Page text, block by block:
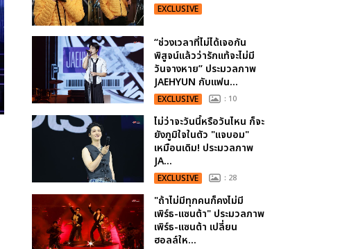
EXCLUSIVE
“ช่วงเวลาที่ไม่ได้เจอกัน
พิสูจน์แล้วว่ารักแท้จะไม่มี
วันจางหาย” ประมวลภาพ
JAEHYUN กับแฟน...
EXCLUSIVE : 10
ไม่ว่าจะวันนี้หรือวันไหน ก็จะ
ยังภูมิใจในตัว "แจบอม"
เหมือนเดิม! ประมวลภาพ
JA...
EXCLUSIVE : 28
"ถ้าไม่มีทุกคนก็คงไม่มี
เพิร์ธ-แซนต้า" ประมวลภาพ
เพิร์ธ-แซนต้า เปลี่ยน
ฮอลล์ให...